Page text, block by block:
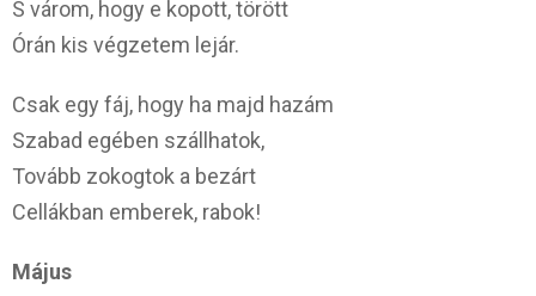
S várom, hogy e kopott, törött
Órán kis végzetem lejár.
Csak egy fáj, hogy ha majd hazám
Szabad egében szállhatok,
Tovább zokogtok a bezárt
Cellákban emberek, rabok!
Május